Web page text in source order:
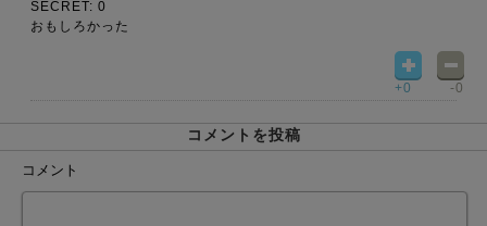
SECRET: 0
おもしろかった
+0 -0
コメントを投稿
コメント